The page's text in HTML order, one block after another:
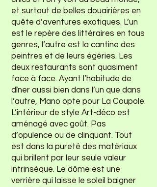
et surtout de belles douairières en
quête d’aventures exotiques. L’un
est le repère des littéraires en tous
genres, l’autre est la cantine des
peintres et de leurs égéries. Les
deux restaurants sont quasiment
face à face. Ayant l’habitude de
dîner aussi bien dans l’un que dans
l’autre, Mano opte pour La Coupole.
L’intérieur de style Art-déco est
aménagé avec goût. Pas
d’opulence ou de clinquant. Tout
est dans la pureté des matériaux
qui brillent par leur seule valeur
intrinsèque. Le dôme est une
verrière qui laisse le soleil baigner